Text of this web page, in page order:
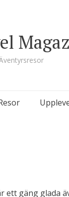
ett gäng glada